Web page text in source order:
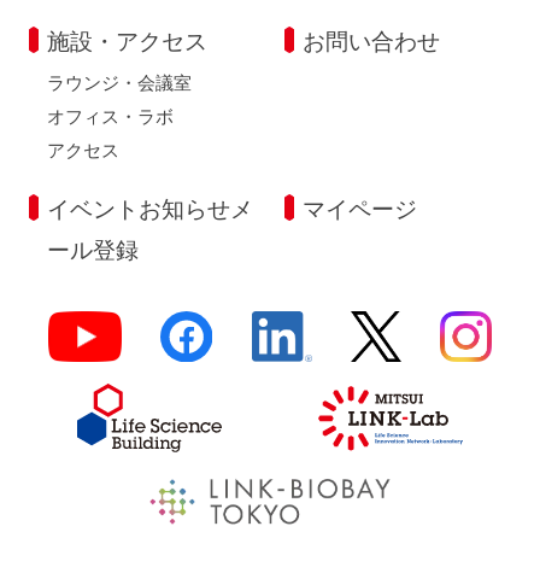
施設・アクセス
ラウンジ・会議室
オフィス・ラボ
アクセス
お問い合わせ
イベントお知らせメ
ール登録
マイページ